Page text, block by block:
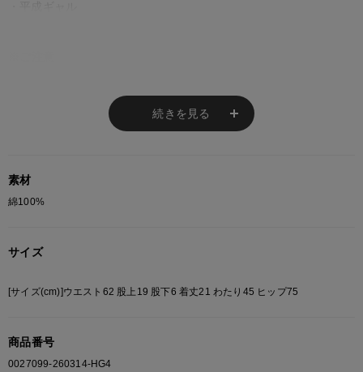
あらかじめご了承ください。
総柄の商品は使用している生地の部分によって 写真と異なる場合がございま
続きを見る
素材
綿100%
サイズ
[サイズ(cm)]ウエスト62 股上19 股下6 着丈21 わたり45 ヒップ75
商品番号
0027099-260314-HG4